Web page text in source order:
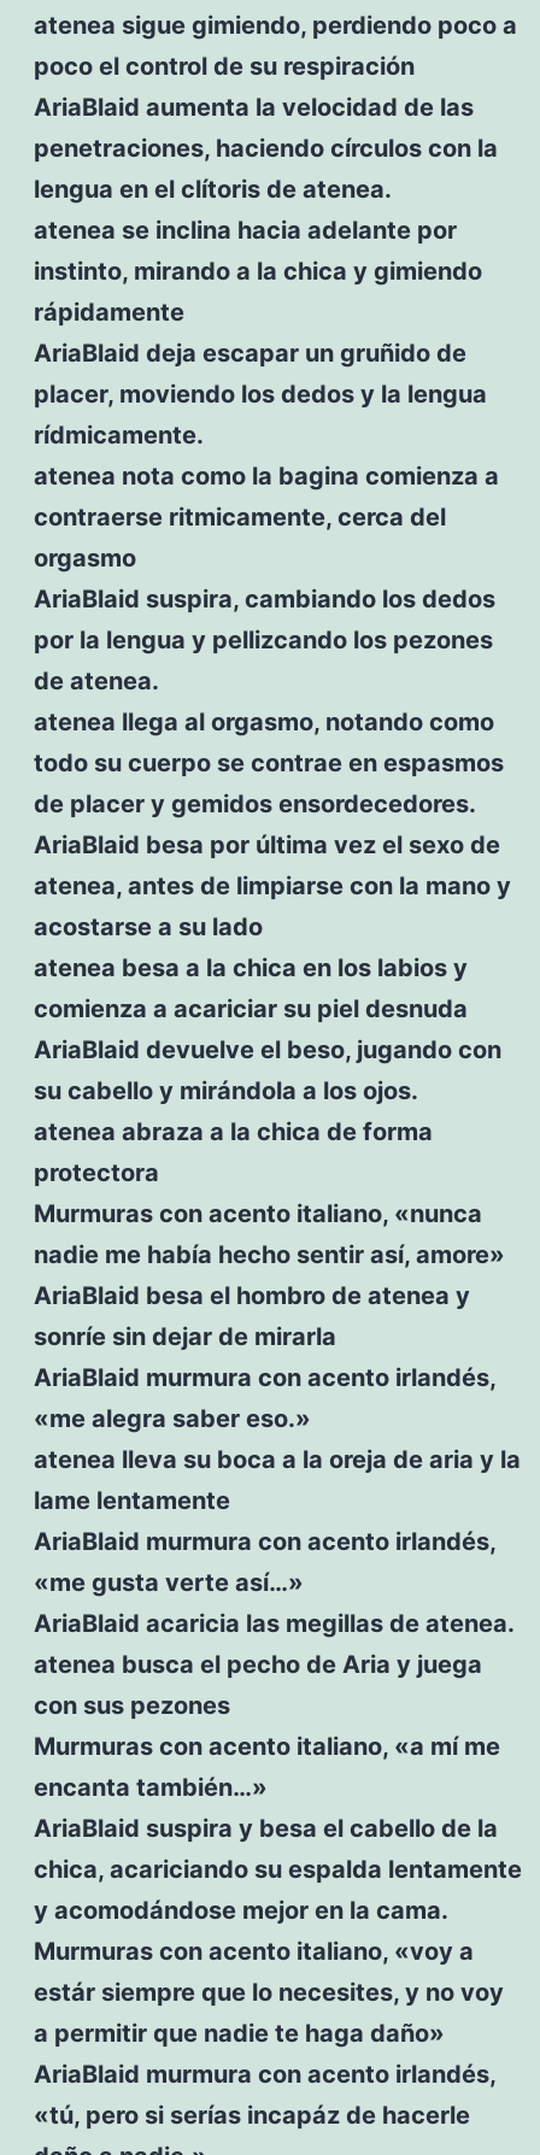
atenea sigue gimiendo, perdiendo poco a
poco el control de su respiración
AriaBlaid aumenta la velocidad de las
penetraciones, haciendo círculos con la
lengua en el clítoris de atenea.
atenea se inclina hacia adelante por
instinto, mirando a la chica y gimiendo
rápidamente
AriaBlaid deja escapar un gruñido de
placer, moviendo los dedos y la lengua
rídmicamente.
atenea nota como la bagina comienza a
contraerse ritmicamente, cerca del
orgasmo
AriaBlaid suspira, cambiando los dedos
por la lengua y pellizcando los pezones
de atenea.
atenea llega al orgasmo, notando como
todo su cuerpo se contrae en espasmos
de placer y gemidos ensordecedores.
AriaBlaid besa por última vez el sexo de
atenea, antes de limpiarse con la mano y
acostarse a su lado
atenea besa a la chica en los labios y
comienza a acariciar su piel desnuda
AriaBlaid devuelve el beso, jugando con
su cabello y mirándola a los ojos.
atenea abraza a la chica de forma
protectora
Murmuras con acento italiano, «nunca
nadie me había hecho sentir así, amore»
AriaBlaid besa el hombro de atenea y
sonríe sin dejar de mirarla
AriaBlaid murmura con acento irlandés,
«me alegra saber eso.»
atenea lleva su boca a la oreja de aria y la
lame lentamente
AriaBlaid murmura con acento irlandés,
«me gusta verte así…»
AriaBlaid acaricia las megillas de atenea.
atenea busca el pecho de Aria y juega
con sus pezones
Murmuras con acento italiano, «a mí me
encanta también…»
AriaBlaid suspira y besa el cabello de la
chica, acariciando su espalda lentamente
y acomodándose mejor en la cama.
Murmuras con acento italiano, «voy a
estár siempre que lo necesites, y no voy
a permitir que nadie te haga daño»
AriaBlaid murmura con acento irlandés,
«tú, pero si serías incapáz de hacerle